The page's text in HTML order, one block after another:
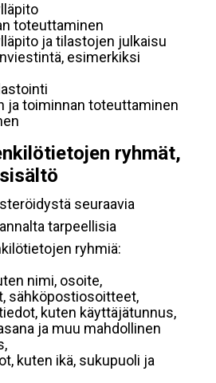
toteuttaminen
ja tilastojen julkaisu
esimerkiksi
ja toiminnan toteuttaminen
ryhmät,
seuraavia
tarpeellisia
ryhmiä:
nimi, osoite,
sähköpostiosoitteet,
kuten käyttäjätunnus,
ja muu mahdollinen
kuten ikä, sukupuoli ja